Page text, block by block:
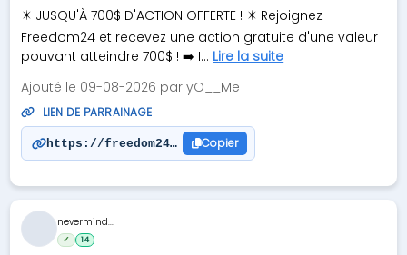
✴️ JUSQU'À 700$ D'ACTION OFFERTE ! ✴️ Rejoignez
Freedom24 et recevez une action gratuite d'une valeur
pouvant atteindre 700$ ! ➡️ I... Lire la suite
Ajouté le 09-08-2026 par yO__Me
LIEN DE PARRAINAGE
https://freedom24.com/invite_from/7570932
Copier
nevermind...
✓ 14